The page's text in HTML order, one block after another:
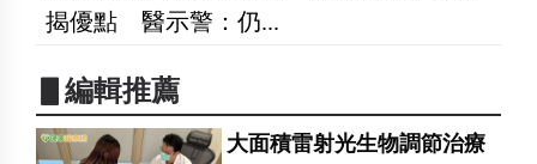
揭優點 醫示警：仍...
▋編輯推薦
大面積雷射光生物調節治療